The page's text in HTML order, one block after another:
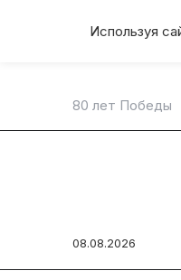
Используя
80 лет Победы
08.08.2026